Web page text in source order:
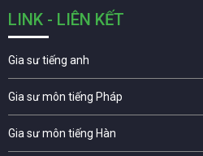
LINK - LIÊN KẾT
Gia sư tiếng anh
Gia sư môn tiếng Pháp
Gia sư môn tiếng Hàn